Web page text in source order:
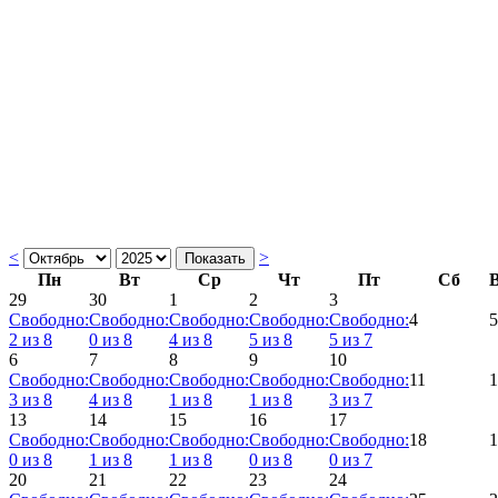
<
>
Пн
Вт Ср Чт Пт Сб
29
Свободно:
2 из 8
30
Свободно:
0 из 8
1
Свободно:
4 из 8
2
Свободно:
5 из 8
3
Свободно:
5 из 7
4 5
6
Свободно:
3 из 8
7
Свободно:
4 из 8
8
Свободно:
1 из 8
9
Свободно:
1 из 8
10
Свободно:
3 из 7
11
13
Свободно:
0 из 8
14
Свободно:
1 из 8
15
Свободно:
1 из 8
16
Свободно:
0 из 8
17
Свободно:
0 из 7
18
20
21
22
23
24